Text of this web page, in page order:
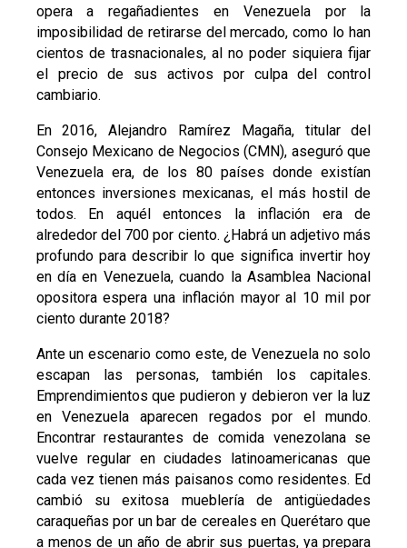
opera a regañadientes en Venezuela por la
imposibilidad de retirarse del mercado, como lo han
cientos de trasnacionales, al no poder siquiera fijar
el precio de sus activos por culpa del control
cambiario.
En 2016, Alejandro Ramírez Magaña, titular del
Consejo Mexicano de Negocios (CMN), aseguró que
Venezuela era, de los 80 países donde existían
entonces inversiones mexicanas, el más hostil de
todos. En aquél entonces la inflación era de
alrededor del 700 por ciento. ¿Habrá un adjetivo más
profundo para describir lo que significa invertir hoy
en día en Venezuela, cuando la Asamblea Nacional
opositora espera una inflación mayor al 10 mil por
ciento durante 2018?
Ante un escenario como este, de Venezuela no solo
escapan las personas, también los capitales.
Emprendimientos que pudieron y debieron ver la luz
en Venezuela aparecen regados por el mundo.
Encontrar restaurantes de comida venezolana se
vuelve regular en ciudades latinoamericanas que
cada vez tienen más paisanos como residentes. Ed
cambió su exitosa mueblería de antigüedades
caraqueñas por un bar de cereales en Querétaro que
a menos de un año de abrir sus puertas, ya prepara